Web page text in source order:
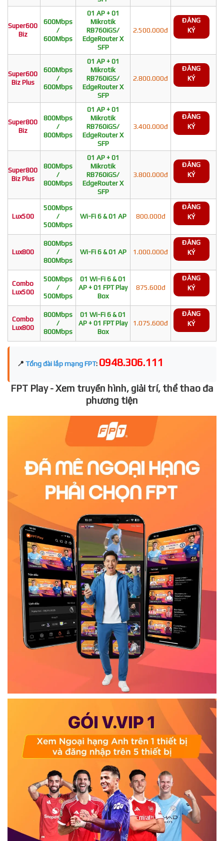
Super600
Biz
600Mbps
/
600Mbps
01 AP + 01
Mikrotik
RB760iGS/
EdgeRouter X
SFP
2.500.000đ
ĐĂNG
KÝ
Super600
Biz Plus
600Mbps
/
600Mbps
01 AP + 01
Mikrotik
RB760iGS/
EdgeRouter X
SFP
2.800.000đ
ĐĂNG
KÝ
Super800
Biz
800Mbps
/
800Mbps
01 AP + 01
Mikrotik
RB760iGS/
EdgeRouter X
SFP
3.400.000đ
ĐĂNG
KÝ
Super800
Biz Plus
800Mbps
/
800Mbps
01 AP + 01
Mikrotik
RB760iGS/
EdgeRouter X
SFP
3.800.000đ
ĐĂNG
KÝ
Lux500
500Mbps
/
500Mbps
Wi-Fi 6 & 01 AP 800.000đ
ĐĂNG
KÝ
Lux800
800Mbps
/
800Mbps
Wi-Fi 6 & 01 AP 1.000.000đ
ĐĂNG
KÝ
Combo
Lux500
500Mbps
/
500Mbps
01 Wi-Fi 6 & 01
AP + 01 FPT Play
Box
875.600đ
ĐĂNG
KÝ
Combo
Lux800
800Mbps
/
800Mbps
01 Wi-Fi 6 & 01
AP + 01 FPT Play
Box
1.075.600đ
ĐĂNG
KÝ
📍 Tổng đài lắp mạng FPT: 0948.306.111
FPT Play - Xem truyền hình, giải trí, thể thao đa
phương tiện